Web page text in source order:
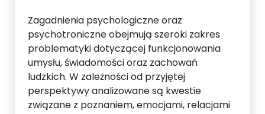
Zagadnienia psychologiczne oraz
psychotroniczne obejmują szeroki zakres
problematyki dotyczącej funkcjonowania
umysłu, świadomości oraz zachowań
ludzkich. W zależności od przyjętej
perspektywy analizowane są kwestie
związane z poznaniem, emocjami, relacjami